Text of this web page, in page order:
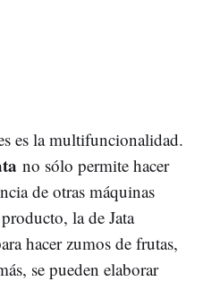
es la multifuncionalidad.
no sólo permite hacer
de otras máquinas
la de Jata
hacer zumos de frutas,
se pueden elaborar